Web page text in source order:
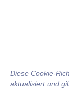
Diese Cookie-
aktualisiert und